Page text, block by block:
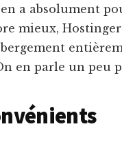
en a absolument
mieux,
en parle un peu